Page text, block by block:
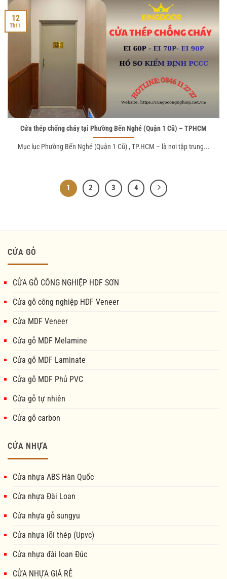
Cửa thép chống cháy tại Phường Bến Nghé (Quận 1 Cũ) – TPHCM
Mục lục Phường Bến Nghé (Quận 1 Cũ) , TP.HCM – là nơi tập trung...
12
Th11
1 2 3 4
CỬA GỖ
CỬA GỖ CÔNG NGHIỆP HDF SƠN
Cửa gỗ công nghiệp HDF Veneer
Cửa MDF Veneer
Cửa gỗ MDF Melamine
Cửa gỗ MDF Laminate
Cửa gỗ MDF Phủ PVC
Cửa gỗ tự nhiên
Cửa gỗ carbon
CỬA NHỰA
Cửa nhựa ABS Hàn Quốc
Cửa nhựa Đài Loan
Cửa nhựa gỗ sungyu
Cửa nhựa lõi thép (Upvc)
Cửa nhựa đài loan Đúc
CỬA NHỰA GIÁ RẺ